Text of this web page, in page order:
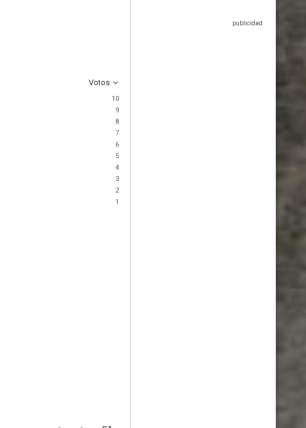
Votos
10
9
8
7
6
5
4
3
2
1